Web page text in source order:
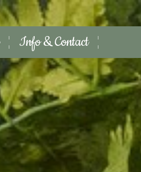
Info & Contact